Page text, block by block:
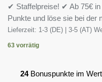
✔ Staffelpreise! ✔ Ab 75€
Punkte und löse sie bei der
Lieferzeit: 1-3 (DE) | 3-5 (AT)
63 vorrätig
24Bonuspunkte im